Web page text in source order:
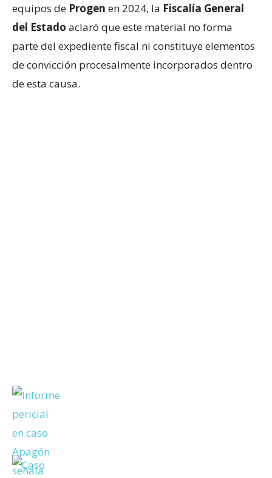
equipos de Progen en 2024, la Fiscalía General
del Estado aclaró que este material no forma
parte del expediente fiscal ni constituye elementos
de convicción procesalmente incorporados dentro
de esta causa.